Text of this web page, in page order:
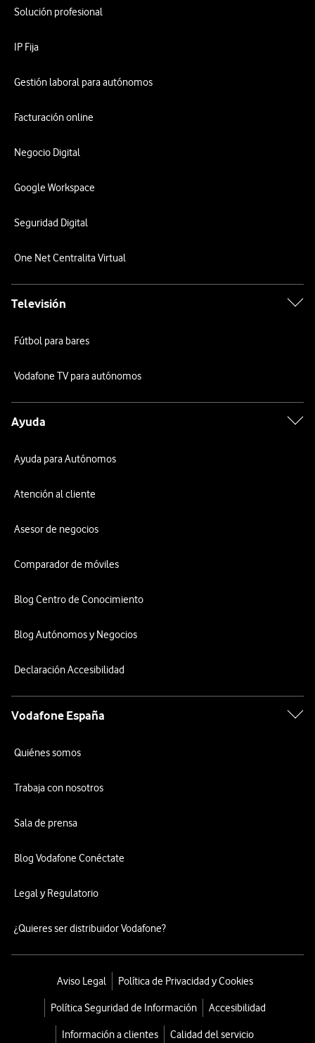
Solución profesional
IP Fija
Gestión laboral para autónomos
Facturación online
Negocio Digital
Google Workspace
Seguridad Digital
One Net Centralita Virtual
Televisión
Fútbol para bares
Vodafone TV para autónomos
Ayuda
Ayuda para Autónomos
Atención al cliente
Asesor de negocios
Comparador de móviles
Blog Centro de Conocimiento
Blog Autónomos y Negocios
Declaración Accesibilidad
Vodafone España
Quiénes somos
Trabaja con nosotros
Sala de prensa
Blog Vodafone Conéctate
Legal y Regulatorio
¿Quieres ser distribuidor Vodafone?
Aviso Legal Política de Privacidad y Cookies
Política Seguridad de Información Accesibilidad
Información a clientes Calidad del servicio